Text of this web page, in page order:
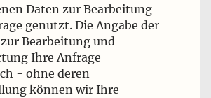
Daten zur Bearbeitung
genutzt. Die Angabe der
Bearbeitung und
Ihre Anfrage
- ohne deren
können wir Ihre